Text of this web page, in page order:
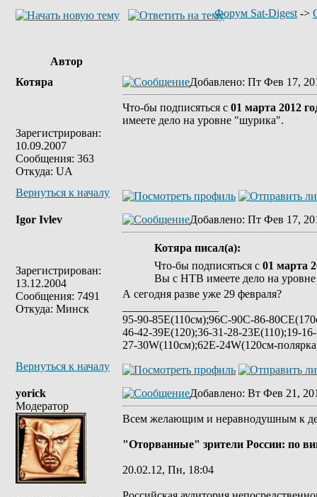
Форум Sat-Digest ->
Автор
Котяра
Зарегистрирован:
10.09.2007
Сообщения: 363
Откуда: UA
Добавлено: Пт Фев 17,
Что-бы подписяться с 01 марта 2012
имеете дело на уровне "шурика".
Вернуться к началу
Igor Ivlev
Зарегистрирован:
13.12.2004
Сообщения: 7491
Откуда: Минск
Добавлено: Пт Фев 17,
Котяра писал(а):
Что-бы подписяться с 01 марта
Вы с НТВ имеете дело на
А сегодня разве уже 29 февраля?
95-90-85Е(110см);96C-90C-86-
46-42-39E(120);36-31-28-23E(110);19-
27-30W(110см);62E-24W(120см-
Вернуться к началу
yorick
Модератор
Добавлено: Вт Фев 21,
Всем желающим и неравнодушным к
"Оторванные" зрители России: по
20.02.12, Пн, 18:04